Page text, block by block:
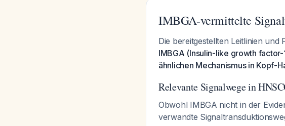
IMBGA-vermittelte
Die bereitgestellten Leitlinien
IMBGA (Insulin-like growth
ähnlichen Mechanismus in Kopf-
Relevante Signalwege in
Obwohl IMBGA nicht in der
verwandte